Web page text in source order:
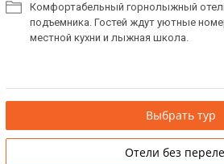
Комфортабельный горнолыжный
подъемника. Гостей ждут уютные
местной кухни и лыжная школа.
Выбрать тур
Отели без